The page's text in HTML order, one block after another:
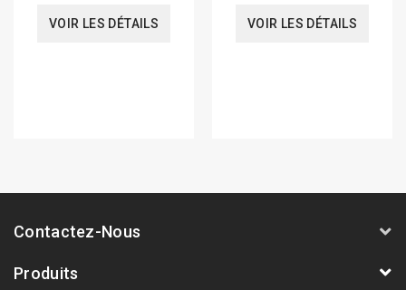
VOIR LES DÉTAILS VOIR LES DÉTAILS
Contactez-Nous
Produits